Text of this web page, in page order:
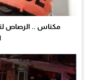
مكناس .. الرصاص